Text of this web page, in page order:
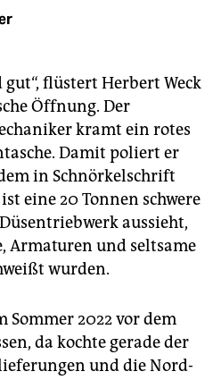
flüstert Herbert Weck
Öffnung. Der
kramt ein rotes
Damit poliert er
in Schnörkelschrift
eine 20 Tonnen schwere
aussieht,
Armaturen und seltsame
wurden.
Sommer 2022 vor dem
da kochte gerade der
und die Nord-